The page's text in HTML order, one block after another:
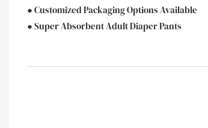
● Customized Packaging Options Available
● Super Absorbent Adult Diaper Pants